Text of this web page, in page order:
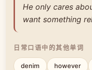
He only cares
want something
日常口语中的其他单词
denim however